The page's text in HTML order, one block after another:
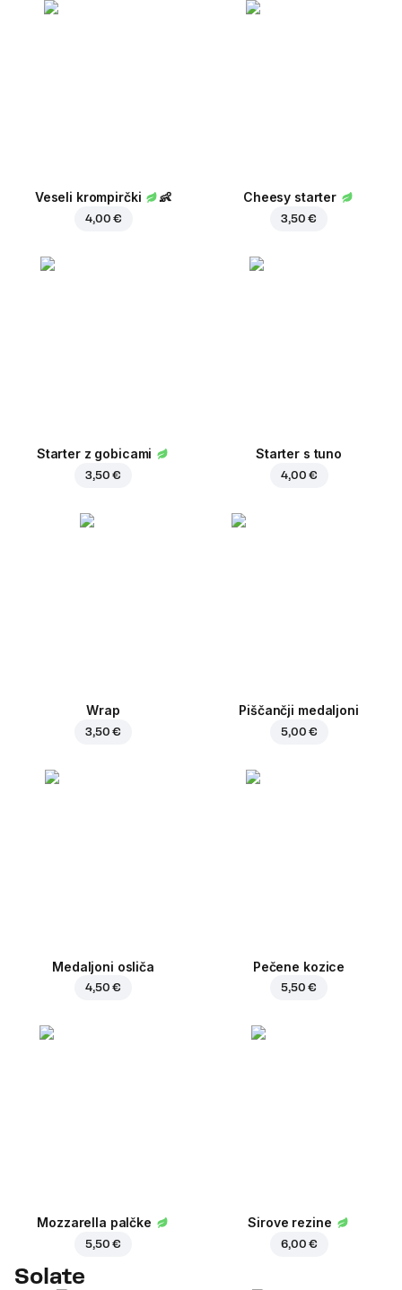
Veseli krompirčki 👶
4,00 €
Cheesy starter
3,50 €
Starter z gobicami
3,50 €
Starter s tuno
4,00 €
Wrap
3,50 €
Piščančji medaljoni
5,00 €
Medaljoni osliča
4,50 €
Pečene kozice
5,50 €
Mozzarella palčke
5,50 €
Sirove rezine
6,00 €
Solate